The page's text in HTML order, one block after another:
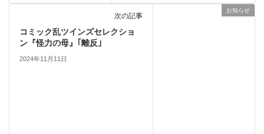
お知らせ
次の記事
コミック乱ツインズセレクショ
ン『怪力の母』｢離反｣
2024年11月11日